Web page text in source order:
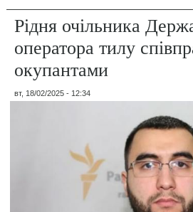
Рідня очільника
оператора тилу
окупантами
вт, 18/02/2025 - 12:34